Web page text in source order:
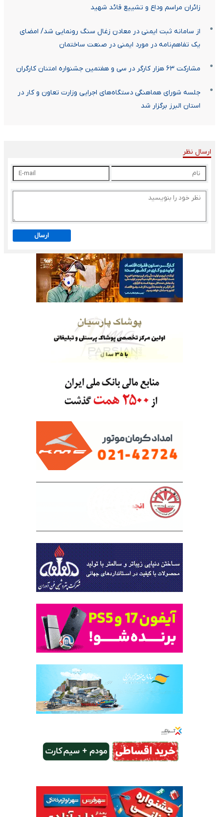
زائران مراسم وداع و تشییع قائد شهید
از سامانه ثبت ایمنی در معادن زغال سنگ رونمایی شد/ امضای
یک تفاهم‌نامه در مورد ایمنی در صنعت ساختمان
مشارکت ۶۳ هزار کارگر در سی و هفتمین جشنواره امتنان کارگران
جلسه شورای هماهنگی دستگاه‌های اجرایی وزارت تعاون و کار در
استان البرز برگزار شد
ارسال نظر
ارسال